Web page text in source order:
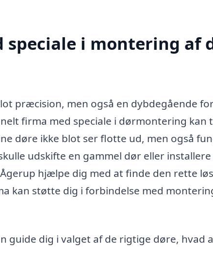
speciale i montering af
præcision, men også en dybdegående
firma med speciale i dørmontering kan
døre ikke blot ser flotte ud, men også
udskifte en gammel dør eller installere
hjælpe dig med at finde den rette
kan støtte dig i forbindelse med
guide dig i valget af de rigtige døre, hvad